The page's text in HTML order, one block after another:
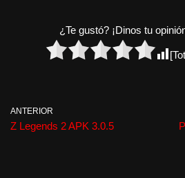
¿Te gustó? ¡Dinos tu
ANTERIOR
Z Legends 2 APK 3.0.5